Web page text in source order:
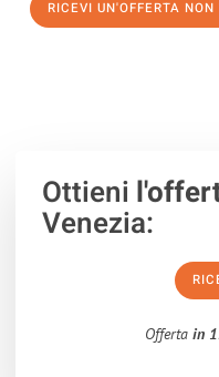
RICEVI UN'OFFERTA
Ottieni
Venezia:
Offerta in